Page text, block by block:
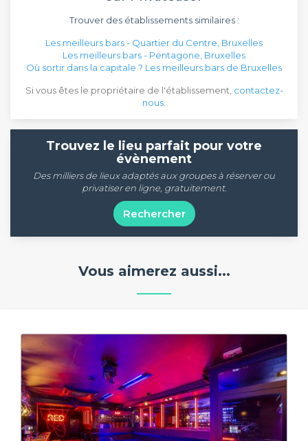
Trouver des établissements similaires :
Les meilleurs bars - Quartier du Centre, Bruxelles
Les meilleurs bars - Pentagone, Bruxelles
Où sortir dans la capitale ? Les meilleurs bars de Bruxelles
Si vous êtes le propriétaire de l'établissement, contactez-
nous
Trouvez le lieu parfait pour votre
évènement
Des milliers de lieux adaptés aux groupes à réserver ou
privatiser en ligne, gratuitement.
Rechercher
Vous aimerez aussi...